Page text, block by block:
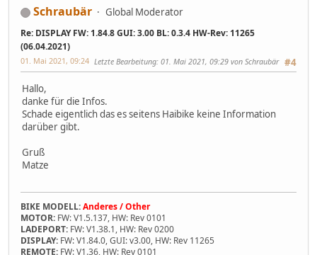
Schraubär Global Moderator
Re: DISPLAY FW: 1.84.8 GUI: 3.00 BL: 0.3.4 HW-Rev: 11265
(06.04.2021)
#4
01. Mai 2021, 09:24 Letzte Bearbeitung: 01. Mai 2021, 09:29 von Schraubär
Hallo,
danke für die Infos.
Schade eigentlich das es seitens Haibike keine Information
darüber gibt.
Gruß
Matze
BIKE MODELL:Anderes / Other
MOTOR: FW: V1.5.137, HW: Rev 0101
LADEPORT: FW: V1.38.1, HW: Rev 0200
DISPLAY: FW: V1.84.0, GUI: v3.00, HW: Rev 11265
REMOTE: FW: V1.36, HW: Rev 0101